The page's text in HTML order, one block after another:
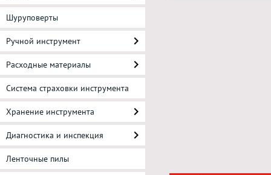
Шуруповерты
Ручной инструмент
Расходные материалы
Система страховки инструмента
Хранение инструмента
Диагностика и инспекция
Ленточные пилы